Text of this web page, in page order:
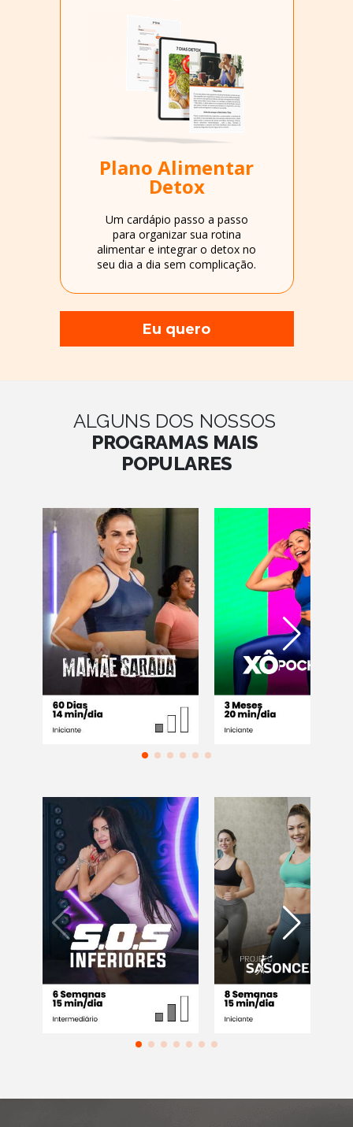
ALGUNS DOS NOSSOS
PROGRAMAS MAIS
POPULARES
Eu quero
Plano Alimentar
Detox
Um cardápio passo a passo
para organizar sua rotina
alimentar e integrar o detox no
seu dia a dia sem complicação.